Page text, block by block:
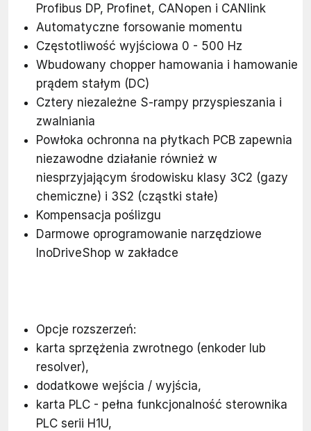
Profibus DP, Profinet, CANopen i CANlink
Automatyczne forsowanie momentu
Częstotliwość wyjściowa 0 - 500 Hz
Wbudowany chopper hamowania i hamowanie
prądem stałym (DC)
Cztery niezależne S-rampy przyspieszania i
zwalniania
Powłoka ochronna na płytkach PCB zapewnia
niezawodne działanie również w
niesprzyjającym środowisku klasy 3C2 (gazy
chemiczne) i 3S2 (cząstki stałe)
Kompensacja poślizgu
Darmowe oprogramowanie narzędziowe
InoDriveShop w zakładce
Opcje rozszerzeń:
karta sprzężenia zwrotnego (enkoder lub
resolver),
dodatkowe wejścia / wyjścia,
karta PLC - pełna funkcjonalność sterownika
PLC serii H1U,